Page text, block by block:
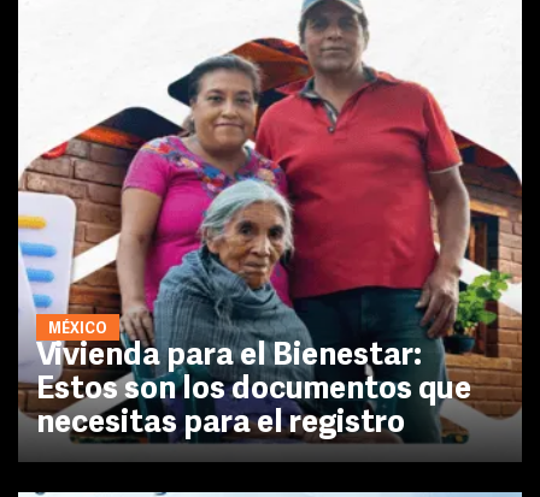
MÉXICO
Vivienda para el Bienestar:
Estos son los documentos que
necesitas para el registro